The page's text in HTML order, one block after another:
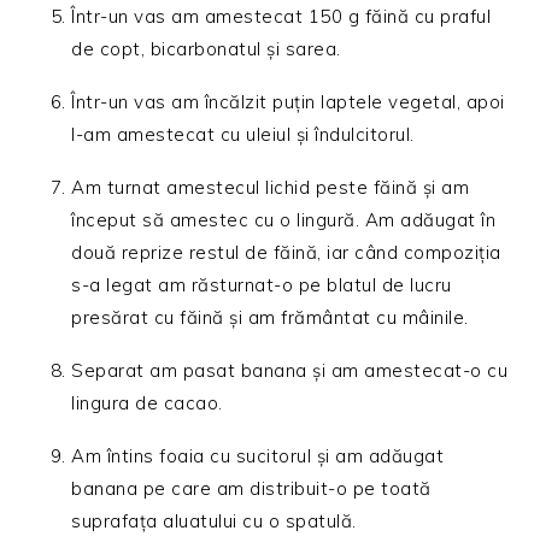
Într-un vas am amestecat 150 g făină cu praful
de copt, bicarbonatul și sarea.
Într-un vas am încălzit puțin laptele vegetal, apoi
l-am amestecat cu uleiul și îndulcitorul.
Am turnat amestecul lichid peste făină și am
început să amestec cu o lingură. Am adăugat în
două reprize restul de făină, iar când compoziția
s-a legat am răsturnat-o pe blatul de lucru
presărat cu făină și am frământat cu mâinile.
Separat am pasat banana și am amestecat-o cu
lingura de cacao.
Am întins foaia cu sucitorul și am adăugat
banana pe care am distribuit-o pe toată
suprafața aluatului cu o spatulă.